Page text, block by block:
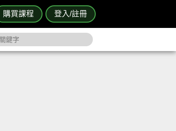
購買課程 登入/註冊